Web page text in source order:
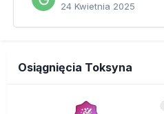
24 Kwietnia 2025
Osiągnięcia Toksyna